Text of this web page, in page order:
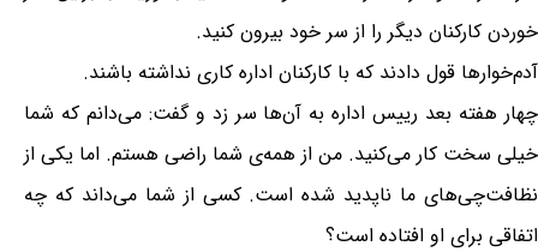
خوردن کارکنان دیگر را از سر خود بیرون کنید.
آدم‌خوارها قول دادند که با کارکنان اداره کاری نداشته باشند.
چهار هفته بعد رییس اداره به آن‌ها سر زد و گفت: می‌دانم که شما
خیلی سخت کار می‌کنید. من از همه‌ی شما راضی هستم. اما یکی از
نظافت‌چی‌های ما ناپدید شده است. کسی از شما می‌داند که چه
اتفاقی برای او افتاده است؟